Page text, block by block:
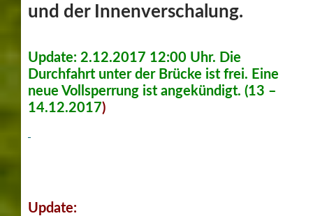
und der Innenverschalung.
Update: 2.12.2017 12:00 Uhr. Die
Durchfahrt unter der Brücke ist frei. Eine
neue Vollsperrung ist angekündigt. (13 –
14.12.2017)
Update: